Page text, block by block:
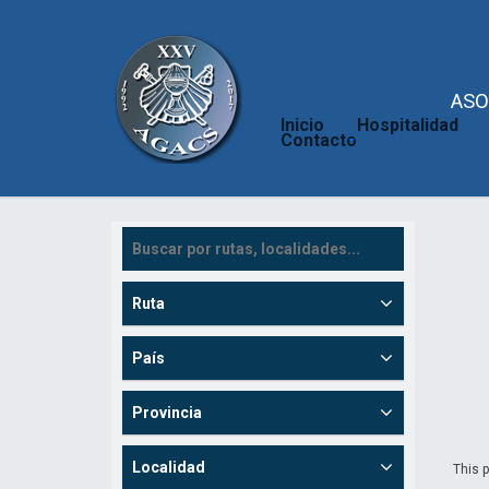
Inicio Hospitalidad
Contacto
This
Ruta
País
Provincia
Localidad